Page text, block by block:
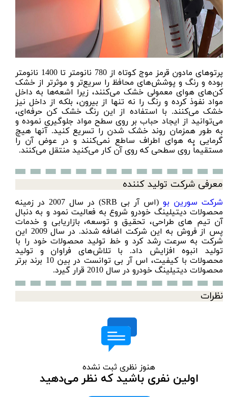
پرتوهای مادون قرمز موج کوتاه از 780 نانومتر تا 1400 نانومتر
بوده و رنگ و پوشش‌های محافظ را سریع‌‌تر و موثرتر از خشک‌
کن‌‌های هوای معمولی خشک می‌‌کنند، زیرا اشعه‌‌ها به داخل
مواد نفوذ کرده و رنگ را نه تنها از بیرون، بلکه از داخل نیز
خشک می‌‌کنند. با استفاده از این رنگ خشک کن حرفه‌ای،
می‌توانید از ایجاد حباب بر روی سطح مواد جلوگیری نموده و
به طور همزمان روند خشک شدن را تسریع کنید. آنها هیچ
گرمایی به هوای اطراف ساطع نمی‌کنند و در عوض آن را
مستقیماً روی سطحی که روی آن کار می‌کنید منتقل می‌کنند.
معرفی شرکت تولید کننده
شرکت سورین‌ بو
(اس آر بی SRB) در سال 2007 در زمینه
محصولات دیتیلینگ خودرو شروع به فعالیت نمود و به دنبال
آن تیم های طراحی، تحقیق و توسعه، بازاریابی و خدمات
پس از فروش به این شرکت اضافه شدند. در سال 2009 این
شرکت به سرعت رشد کرد و خط تولید محصولات خود را با
تولید انبوه افزایش داد. با تلاش‌های فراوان و تولید
محصولات با کیفیت، اس آر بی توانست در بین 10 برند برتر
محصولات دیتیلینگ خودرو در سال 2010 قرار گیرد.
نظرات
هنوز نظری ثبت نشده
اولین نفری باشید که نظر می‌دهید